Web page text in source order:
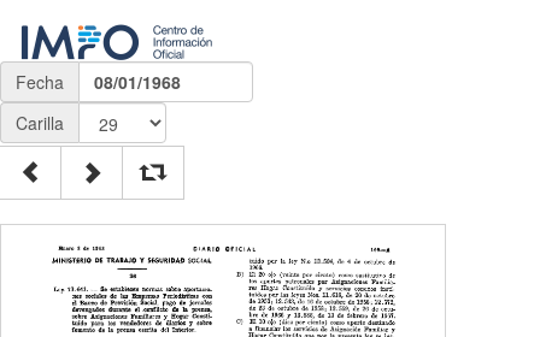
Fecha
08/01/1968
Carilla